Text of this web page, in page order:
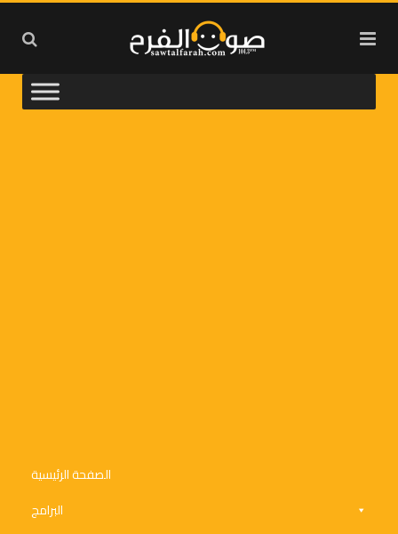
الصفحة الرئيسية
البرامج